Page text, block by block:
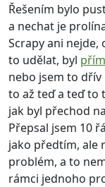
Řešením bylo
a nechat je
Scrapy ani nejde,
to udělat, byl
nebo jsem to
to až teď a teď to
jak byl přechod
Přepsal jsem 10
jako předtím, ale
problém, a to
rámci jednoho